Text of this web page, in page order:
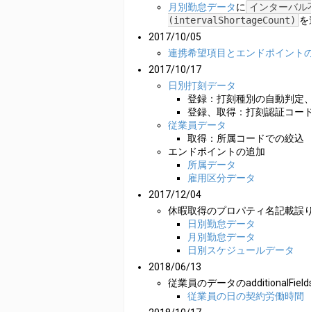
月別勤怠データに インターバル
(intervalShortageCount)
2017/10/05
連携希望項目とエンドポイント
2017/10/17
日別打刻データ
登録：打刻種別の自動判定
登録、取得：打刻認証コー
従業員データ
取得：所属コードでの絞込
エンドポイントの追加
所属データ
雇用区分データ
2017/12/04
休暇取得のプロパティ名記載誤
日別勤怠データ
月別勤怠データ
日別スケジュールデータ
2018/06/13
従業員のデータの
従業員の日の契約労働時間